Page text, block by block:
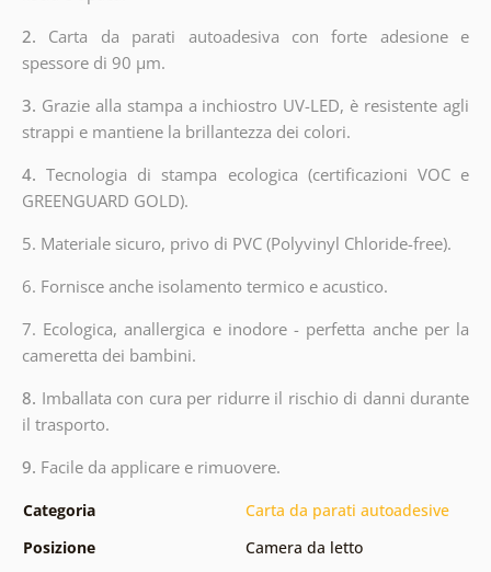
2. Carta da parati autoadesiva con forte adesione e
spessore di 90 µm.
3. Grazie alla stampa a inchiostro UV-LED, è resistente agli
strappi e mantiene la brillantezza dei colori.
4.Tecnologia di stampa ecologica (certificazioni VOC e
GREENGUARD GOLD).
5. Materiale sicuro, privo di PVC (Polyvinyl Chloride-free).
6. Fornisce anche isolamento termico e acustico.
7. Ecologica, anallergica e inodore - perfetta anche per la
cameretta dei bambini.
8. Imballata con cura per ridurre il rischio di danni durante
il trasporto.
9. Facile da applicare e rimuovere.
Categoria
Carta da parati autoadesive
Posizione
Camera da letto